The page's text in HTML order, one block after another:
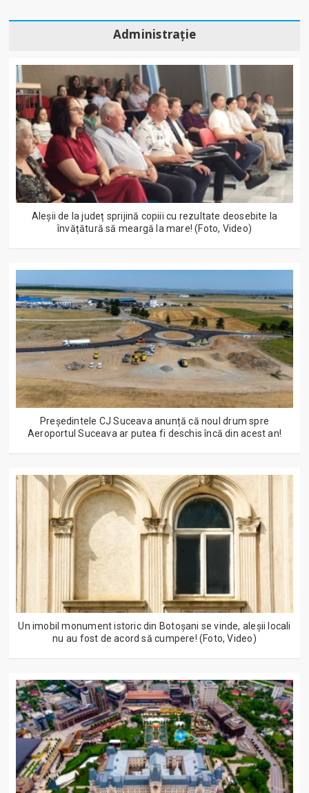
Administrație
Aleșii de la județ sprijină copiii cu rezultate deosebite la
învățătură să meargă la mare! (Foto, Video)
Președintele CJ Suceava anunță că noul drum spre
Aeroportul Suceava ar putea fi deschis încă din acest an!
Un imobil monument istoric din Botoșani se vinde, aleșii locali
nu au fost de acord să cumpere! (Foto, Video)